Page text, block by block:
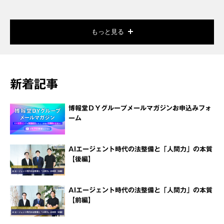
もっと見る
新着記事
博報堂ＤＹグループメールマガジンお申込みフォ
ーム
AIエージェント時代の法整備と「人間力」の本質
【後編】
AIエージェント時代の法整備と「人間力」の本質
【前編】